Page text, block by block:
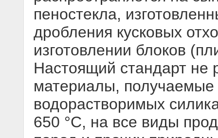
пеностекла,
дробления кусковых
изготовлении блоков
Настоящий стандарт не
материалы, получаемые
водорастворимых
650 °С, на все виды